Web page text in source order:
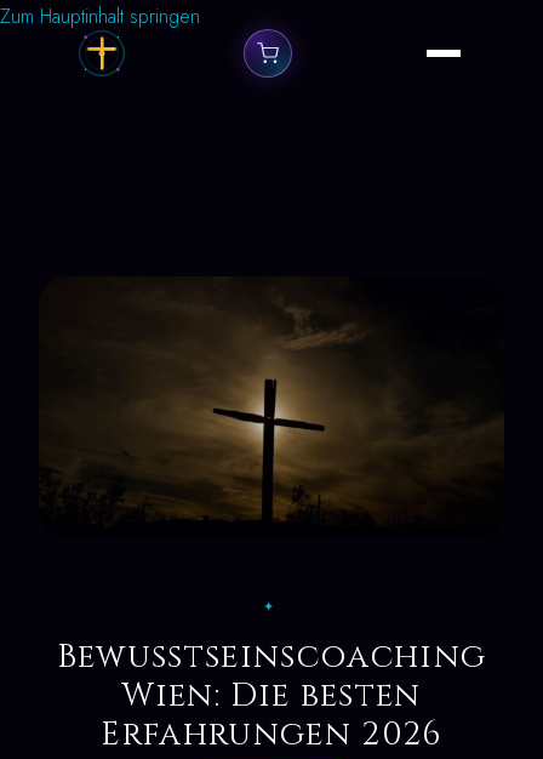
Zum Hauptinhalt springen
✦
Bewusstseinscoaching
Wien: Die besten
Erfahrungen 2026